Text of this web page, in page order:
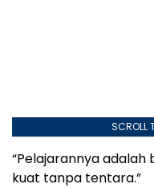
SCROLL
“Pelajarannya
kuat tanpa tentara.”